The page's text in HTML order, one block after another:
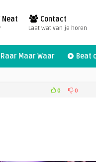
Neat Contact
Laat wat van je horen
Raar Maar Waar Beat
0 0